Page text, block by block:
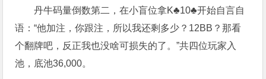
丹牛码量倒数第二，在小盲位拿K♣10♣开始自言自
语：“他加注，你跟注，所以我还剩多少？12BB？那看
个翻牌吧，反正我也没啥可损失的了。”共四位玩家入
池，底池36,000。